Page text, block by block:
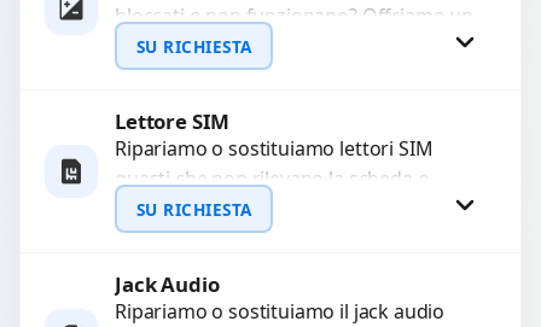
WhatsApp
bloccati o non funzionano? Offriamo un
servizio di riparazione o sostituzione
con ricambi...
SU RICHIESTA
Richiedi Preventivo
WhatsApp
Lettore SIM
Ripariamo o sostituiamo lettori SIM
guasti che non rilevano la scheda o
interrompono il segnale. Utilizziamo
ricambi testati e garantiti...
SU RICHIESTA
Richiedi Preventivo
Jack Audio
Ripariamo o sostituiamo il jack audio